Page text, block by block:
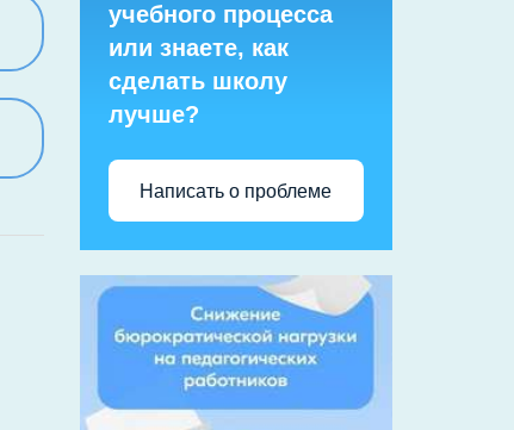
учебного процесса
или знаете, как
сделать школу
лучше?
Написать о проблеме